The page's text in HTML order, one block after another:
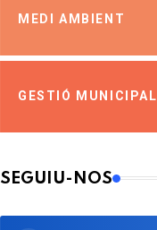
MEDI AMBIENT
GESTIÓ MUNICIPAL
SEGUIU-NOS